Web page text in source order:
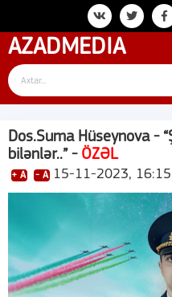
AZADMEDIA
Dos.Suma Hüseynova -
bilənlər..” - ÖZƏL
+ A - A 15-11-2023, 16:15